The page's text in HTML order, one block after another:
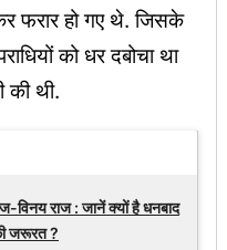
फरार हो गए थे. जिसके
को धर दबोचा था
की थी.
विनय राज : जानें क्यों है धनबाद
जरूरत ?